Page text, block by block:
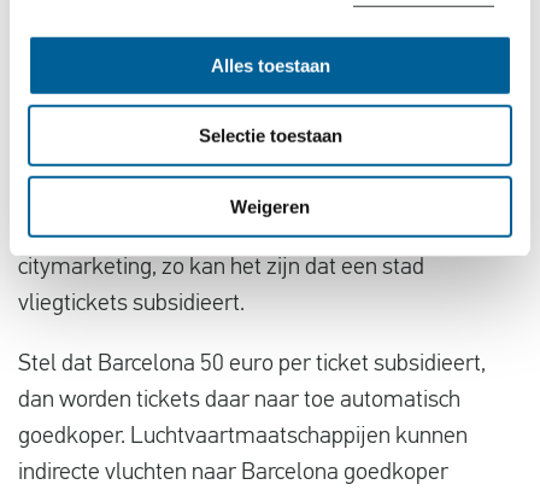
Alles toestaan
Selectie toestaan
Weigeren
tussenstop, zal zij vaak haar tarieven verlagen om
te concurreren met luchtvaartmaatschappijen die
die duurdere directe vluchten aanbieden.
Ofwel, marktwerking.
Daarnaast geven steden ook geld uit aan
citymarketing, zo kan het zijn dat een stad
vliegtickets subsidieert.
Stel dat Barcelona 50 euro per ticket subsidieert,
dan worden tickets daar naar toe automatisch
goedkoper. Luchtvaartmaatschappijen kunnen
indirecte vluchten naar Barcelona goedkoper